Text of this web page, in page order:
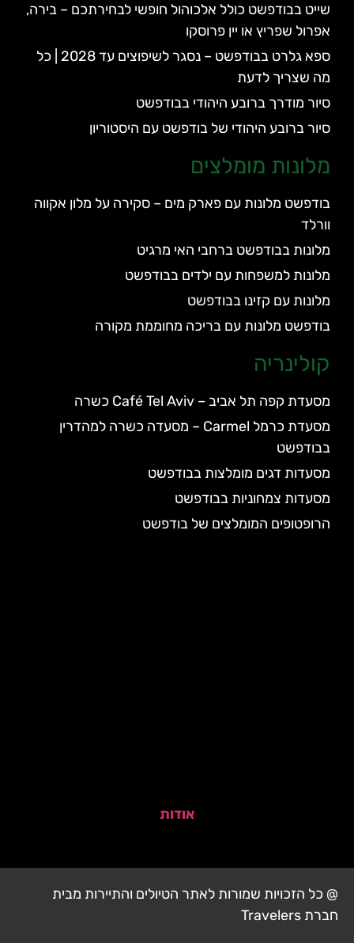
שייט בבודפשט כולל אלכוהול חופשי לבחירתכם – בירה,
אפרול שפריץ או יין פרוסקו
ספא גלרט בבודפשט – נסגר לשיפוצים עד 2028 | כל
מה שצריך לדעת
סיור מודרך ברובע היהודי בבודפשט
סיור ברובע היהודי של בודפשט עם היסטוריון
מלונות מומלצים
בודפשט מלונות עם פארק מים – סקירה על מלון אקווה
וורלד
מלונות בבודפשט ברחבי האי מרגיט
מלונות למשפחות עם ילדים בבודפשט
מלונות עם קזינו בבודפשט
בודפשט מלונות עם בריכה מחוממת מקורה
קולינריה
מסעדת קפה תל אביב – Café Tel Aviv כשרה
מסעדת כרמל Carmel – מסעדה כשרה למהדרין
בבודפשט
מסעדות דגים מומלצות בבודפשט
מסעדות צמחוניות בבודפשט
הרופטופים המומלצים של בודפשט
אודות
@ כל הזכויות שמורות לאתר הטיולים והתיירות מבית
חברת Travelers